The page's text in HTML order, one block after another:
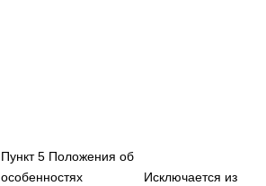
Пункт 5 Положения об
особенностях
Исключается из